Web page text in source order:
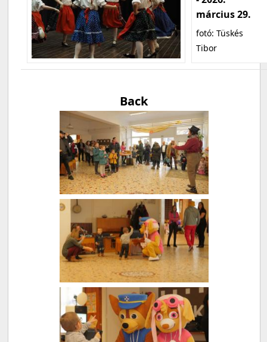
március 29.
fotó: Tüskés
Tibor
Back